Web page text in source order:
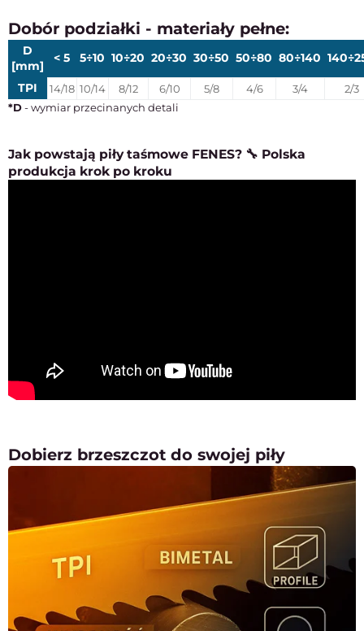
Dobór podziałki - materiały pełne:
D
[mm]
< 5 5÷10 10÷20 20÷30 30÷50 50÷80 80÷140
TPI 14/18 10/14 8/12 6/10 5/8 4/6 3/4
2/3
*D- wymiar przecinanych detali
Jak powstają piły taśmowe FENES? 🔧 Polska
produkcja krok po kroku
Dobierz brzeszczot do swojej piły